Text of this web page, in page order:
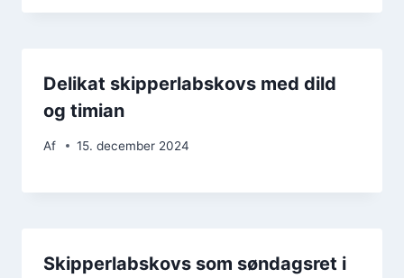
Delikat skipperlabskovs med dild
og timian
Af 15. december 2024
Skipperlabskovs som søndagsret i